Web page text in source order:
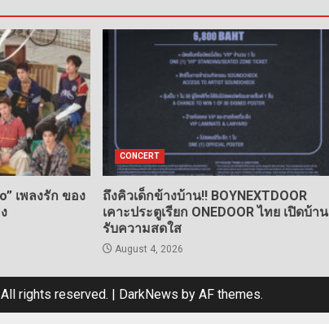
เพลงรัก ของ
CONCERT
ถึงคิวเด็กข้างบ้าน!! BOYNEXTDOOR
เคาะประตูเรียก ONEDOOR ไทย เปิดบ้าน
รับความสดใส
August 4, 2026
rights reserved. | DarkNews by AF themes.